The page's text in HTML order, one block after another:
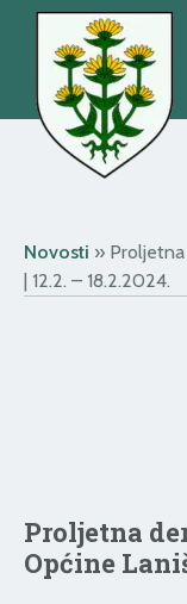
Novosti »
| 12.2. – 18.2.2024.
Proljetna
Općine